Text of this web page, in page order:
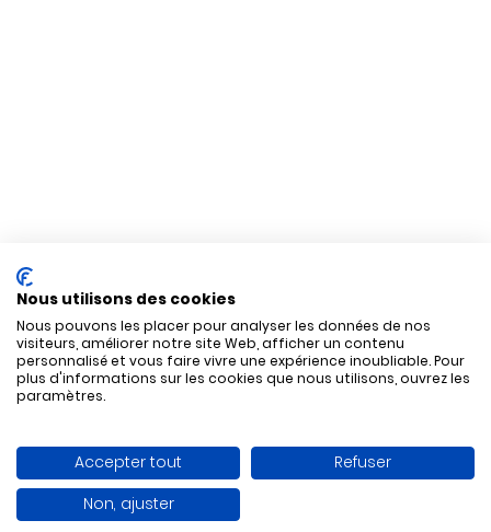
Nous utilisons des cookies
Nous pouvons les placer pour analyser les données de nos
visiteurs, améliorer notre site Web, afficher un contenu
personnalisé et vous faire vivre une expérience inoubliable. Pour
plus d'informations sur les cookies que nous utilisons, ouvrez les
paramètres.
Accepter tout
Refuser
Non, ajuster